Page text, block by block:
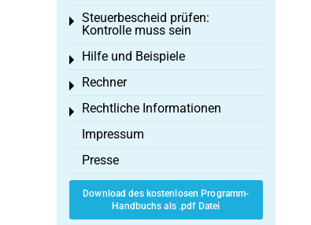
Steuerbescheid prüfen:
Kontrolle muss sein
Toggle menu
Hilfe und Beispiele
Toggle menu
Rechner
Toggle menu
Rechtliche Informationen
Toggle menu
Impressum
Presse
Download des kostenlosen Programm-
Handbuchs als .pdf Datei